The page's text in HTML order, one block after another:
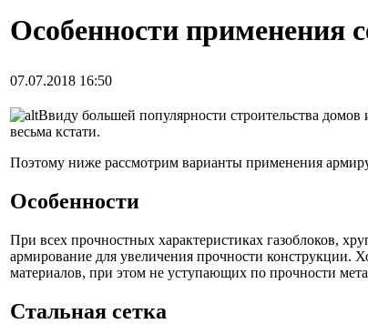
Особенности применения
07.07.2018 16:50
Ввиду большей популярности строительства домов
весьма кстати.
Поэтому ниже рассмотрим варианты применения
Особенности
При всех прочностных характеристиках газоблоков,
армирование для увеличения прочности конструкции.
материалов, при этом не уступающих по прочности
Стальная сетка